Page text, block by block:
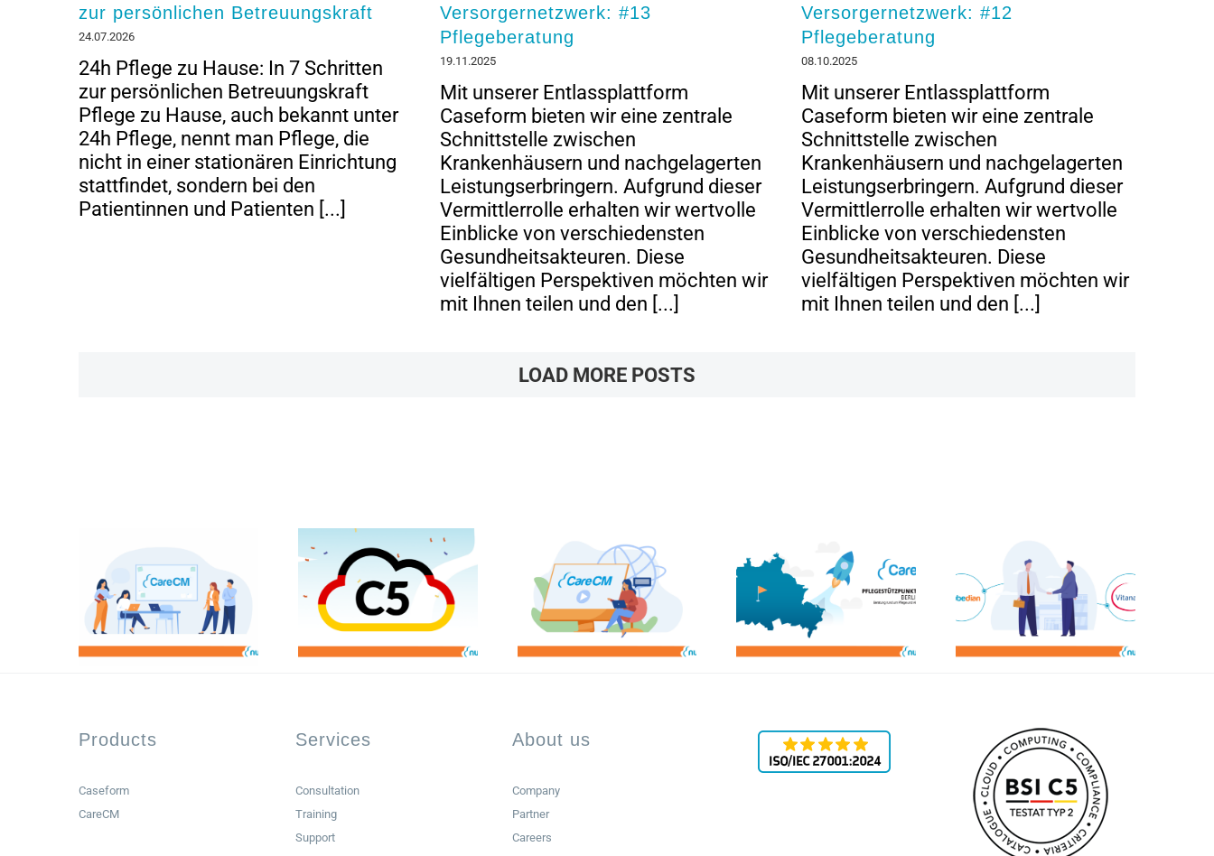
zur persönlichen Betreuungskraft
24.07.2026
24h Pflege zu Hause: In 7 Schritten
zur persönlichen Betreuungskraft
Pflege zu Hause, auch bekannt unter
24h Pflege, nennt man Pflege, die
nicht in einer stationären Einrichtung
stattfindet, sondern bei den
Patientinnen und Patienten [...]
Versorgernetzwerk: #13
Pflegeberatung
19.11.2025
Mit unserer Entlassplattform
Caseform bieten wir eine zentrale
Schnittstelle zwischen
Krankenhäusern und nachgelagerten
Leistungserbringern. Aufgrund dieser
Vermittlerrolle erhalten wir wertvolle
Einblicke von verschiedensten
Gesundheitsakteuren. Diese
vielfältigen Perspektiven möchten wir
mit Ihnen teilen und den [...]
Versorgernetzwerk: #12
Pflegeberatung
08.10.2025
Mit unserer Entlassplattform
Caseform bieten wir eine zentrale
Schnittstelle zwischen
Krankenhäusern und nachgelagerten
Leistungserbringern. Aufgrund dieser
Vermittlerrolle erhalten wir wertvolle
Einblicke von verschiedensten
Gesundheitsakteuren. Diese
vielfältigen Perspektiven möchten wir
mit Ihnen teilen und den [...]
LOAD MORE POSTS
Products
Caseform
CareCM
Services
Consultation
Training
Support
About us
Company
Partner
Careers